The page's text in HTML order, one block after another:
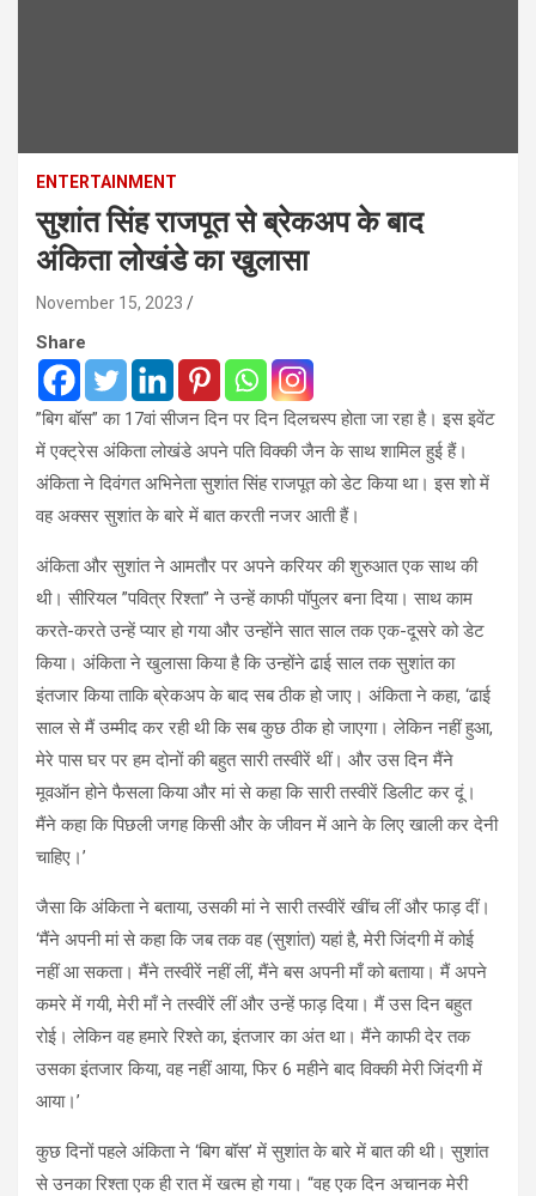
ENTERTAINMENT
सुशांत सिंह राजपूत से ब्रेकअप के बाद
अंकिता लोखंडे का खुलासा
November 15, 2023
Share
”बिग बॉस” का 17वां सीजन दिन पर दिन दिलचस्प होता जा रहा है। इस इवेंट
में एक्ट्रेस अंकिता लोखंडे अपने पति विक्की जैन के साथ शामिल हुई हैं।
अंकिता ने दिवंगत अभिनेता सुशांत सिंह राजपूत को डेट किया था। इस शो में
वह अक्सर सुशांत के बारे में बात करती नजर आती हैं।
अंकिता और सुशांत ने आमतौर पर अपने करियर की शुरुआत एक साथ की
थी। सीरियल ”पवित्र रिश्ता” ने उन्हें काफी पॉपुलर बना दिया। साथ काम
करते-करते उन्हें प्यार हो गया और उन्होंने सात साल तक एक-दूसरे को डेट
किया। अंकिता ने खुलासा किया है कि उन्होंने ढाई साल तक सुशांत का
इंतजार किया ताकि ब्रेकअप के बाद सब ठीक हो जाए। अंकिता ने कहा, ‘ढाई
साल से मैं उम्मीद कर रही थी कि सब कुछ ठीक हो जाएगा। लेकिन नहीं हुआ,
मेरे पास घर पर हम दोनों की बहुत सारी तस्वीरें थीं। और उस दिन मैंने
मूवऑन होने फैसला किया और मां से कहा कि सारी तस्वीरें डिलीट कर दूं।
मैंने कहा कि पिछली जगह किसी और के जीवन में आने के लिए खाली कर देनी
चाहिए।’
जैसा कि अंकिता ने बताया, उसकी मां ने सारी तस्वीरें खींच लीं और फाड़ दीं।
‘मैंने अपनी मां से कहा कि जब तक वह (सुशांत) यहां है, मेरी जिंदगी में कोई
नहीं आ सकता। मैंने तस्वीरें नहीं लीं, मैंने बस अपनी माँ को बताया। मैं अपने
कमरे में गयी, मेरी माँ ने तस्वीरें लीं और उन्हें फाड़ दिया। मैं उस दिन बहुत
रोई। लेकिन वह हमारे रिश्ते का, इंतजार का अंत था। मैंने काफी देर तक
उसका इंतजार किया, वह नहीं आया, फिर 6 महीने बाद विक्की मेरी जिंदगी में
आया।’
कुछ दिनों पहले अंकिता ने ‘बिग बॉस’ में सुशांत के बारे में बात की थी। सुशांत
से उनका रिश्ता एक ही रात में खत्म हो गया। “वह एक दिन अचानक मेरी